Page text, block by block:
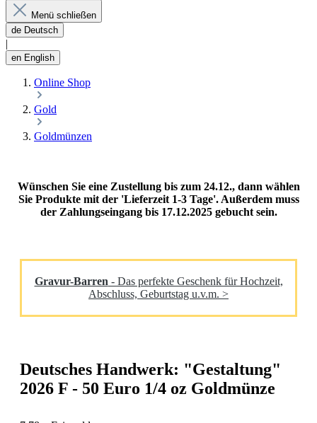
Menü schließen
de Deutsch
en English
Online Shop
Gold
Goldmünzen
Wünschen Sie eine Zustellung bis zum 24.12., dann wählen
Sie Produkte mit der 'Lieferzeit 1-3 Tage'. Außerdem muss
der Zahlungseingang bis 17.12.2025 gebucht sein.
Gravur-Barren - Das perfekte Geschenk für Hochzeit,
Abschluss, Geburtstag u.v.m. >
Deutsches Handwerk: "Gestaltung"
2026 F - 50 Euro 1/4 oz Goldmünze